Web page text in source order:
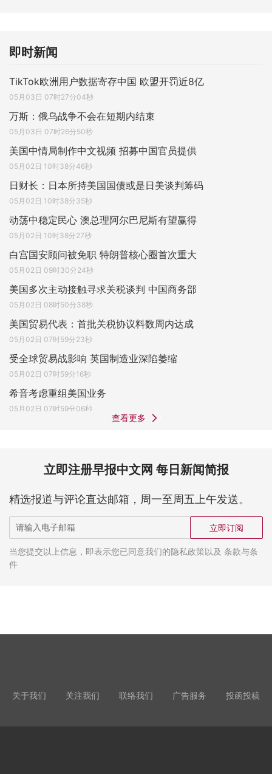
即时新闻
TikTok欧洲用户数据寄存中国 欧盟开罚近8亿
05月03日 07时27分04秒
万斯：俄乌战争不会在短期内结束
05月03日 07时26分50秒
美国中情局制作中文视频 招募中国官员提供
05月02日 10时38分46秒
日财长：日本所持美国国债或是日美谈判筹码
05月02日 10时38分35秒
动荡中稳定民心 澳总理阿尔巴尼斯有望赢得
05月02日 10时38分27秒
白宫国安顾问被免职 特朗普核心圈首次重大
05月02日 09时30分24秒
美国多次主动接触寻求关税谈判 中国商务部
05月02日 08时50分38秒
美国贸易代表：首批关税协议料数周内达成
05月02日 07时59分23秒
受全球贸易战影响 英国制造业深陷萎缩
05月02日 07时59分16秒
希音考虑重组美国业务
05月02日 07时59分06秒
查看更多
立即注册早报中文网 每日新闻简报
精选报道与评论直达邮箱，周一至周五上午发送。
立即订阅
当您提交以上信息，即表示您已同意我们的隐私政策以及 条款与条
件
关于我们 关注我们 联络我们 广告服务 投函投稿